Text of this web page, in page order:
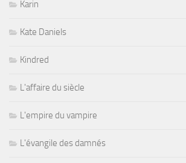
Karin
Kate Daniels
Kindred
L'affaire du siècle
L'empire du vampire
L'évangile des damnés